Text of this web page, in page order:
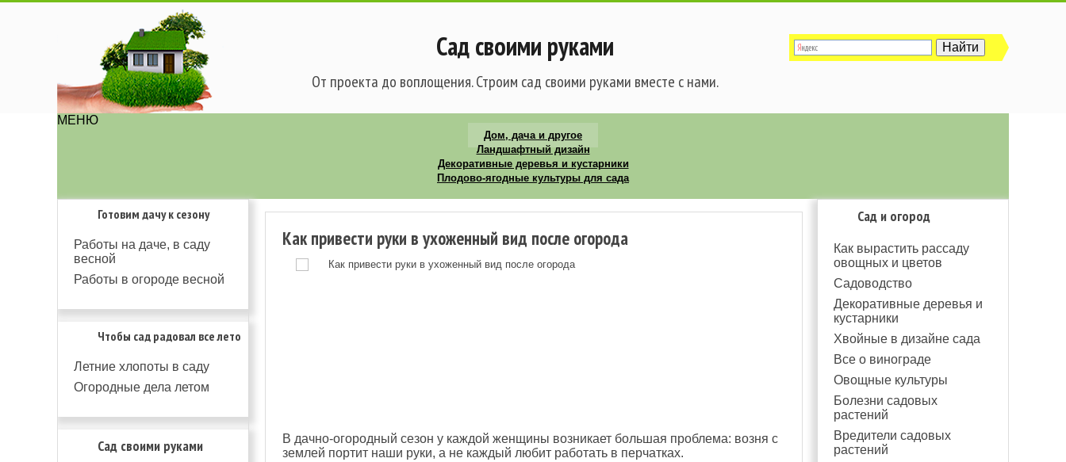
Сад своими руками
От проекта до воплощения. Строим сад своими руками вместе с нами.
МЕНЮ
Дом, дача и другое
Ландшафтный дизайн
Декоративные деревья и кустарники
Плодово-ягодные культуры для сада
Готовим дачу к сезону
Работы на даче, в саду
весной
Работы в огороде весной
Чтобы сад радовал все лето
Летние хлопоты в саду
Огородные дела летом
Сад своими руками
Как привести руки в ухоженный вид после огорода
В дачно-огородный сезон у каждой женщины возникает большая проблема: возня с
землей портит наши руки, а не каждый любит работать в перчатках.
Сад и огород
Как вырастить рассаду
овощных и цветов
Садоводство
Декоративные деревья и
кустарники
Хвойные в дизайне сада
Все о винограде
Овощные культуры
Болезни садовых
растений
Вредители садовых
растений